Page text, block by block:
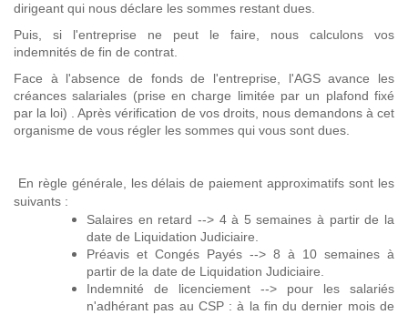
dirigeant qui nous déclare les sommes restant dues.
Puis, si l'entreprise ne peut le faire, nous calculons vos
indemnités de fin de contrat.
Face à l'absence de fonds de l'entreprise, l'AGS avance les
créances salariales (prise en charge limitée par un plafond fixé
par la loi) . Après vérification de vos droits, nous demandons à cet
organisme de vous régler les sommes qui vous sont dues.
En règle générale, les délais de paiement approximatifs sont les
suivants :
Salaires en retard --> 4 à 5 semaines à partir de la
date de Liquidation Judiciaire.
Préavis et Congés Payés --> 8 à 10 semaines à
partir de la date de Liquidation Judiciaire.
Indemnité de licenciement --> pour les salariés
n'adhérant pas au CSP : à la fin du dernier mois de